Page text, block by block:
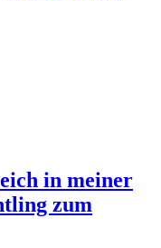
in meiner
zum